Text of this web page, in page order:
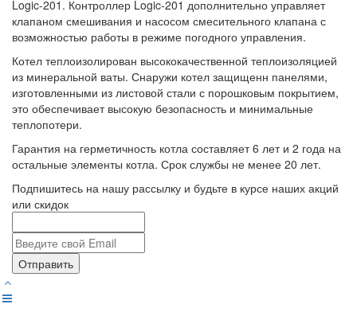
Logic-201. Контроллер Logic-201 дополнительно управляет
клапаном смешивания и насосом смесительного клапана с
возможностью работы в режиме погодного управления.
Котел теплоизолирован высококачественной теплоизоляцией
из минеральной ваты. Снаружи котел защищенн панелями,
изготовленными из листовой стали с порошковым покрытием,
это обеспечивает высокую безопасность и минимальные
теплопотери.
Гарантия на герметичность котла составляет 6 лет и 2 года на
остальные элементы котла. Срок службы не менее 20 лет.
Подпишитесь на нашу рассылку и будьте в курсе наших акций
или скидок
Отправить